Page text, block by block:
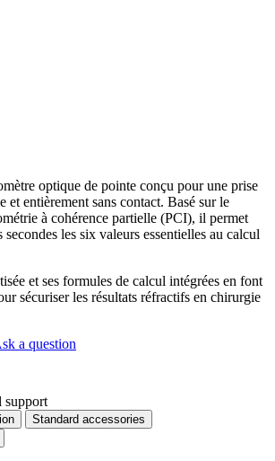
optique de pointe conçu pour une prise
et entièrement sans contact. Basé sur le
à cohérence partielle (PCI), il permet
secondes les six valeurs essentielles au calcul
et ses formules de calcul intégrées en font
sécuriser les résultats réfractifs en chirurgie
a question
support
Standard accessories